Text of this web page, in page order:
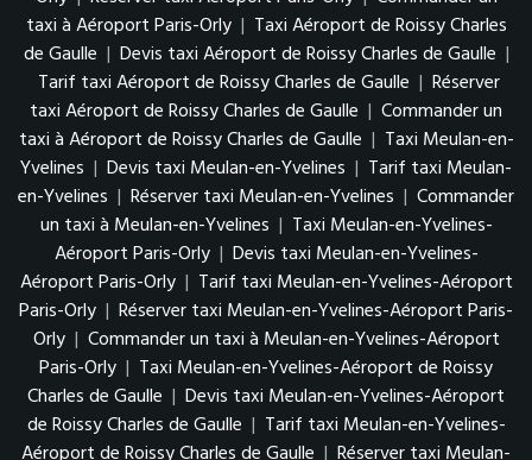
taxi à Aéroport Paris-Orly | Taxi Aéroport de Roissy Charles
de Gaulle | Devis taxi Aéroport de Roissy Charles de Gaulle |
Tarif taxi Aéroport de Roissy Charles de Gaulle | Réserver
taxi Aéroport de Roissy Charles de Gaulle | Commander un
taxi à Aéroport de Roissy Charles de Gaulle | Taxi Meulan-en-
Yvelines | Devis taxi Meulan-en-Yvelines | Tarif taxi Meulan-
en-Yvelines | Réserver taxi Meulan-en-Yvelines | Commander
un taxi à Meulan-en-Yvelines | Taxi Meulan-en-Yvelines-
Aéroport Paris-Orly | Devis taxi Meulan-en-Yvelines-
Aéroport Paris-Orly | Tarif taxi Meulan-en-Yvelines-Aéroport
Paris-Orly | Réserver taxi Meulan-en-Yvelines-Aéroport Paris-
Orly | Commander un taxi à Meulan-en-Yvelines-Aéroport
Paris-Orly | Taxi Meulan-en-Yvelines-Aéroport de Roissy
Charles de Gaulle | Devis taxi Meulan-en-Yvelines-Aéroport
de Roissy Charles de Gaulle | Tarif taxi Meulan-en-Yvelines-